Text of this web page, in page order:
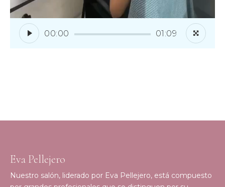
00:00 01:09
Eva Pellejero
Nuestro salón, liderado por Eva Pellejero, está compuesto